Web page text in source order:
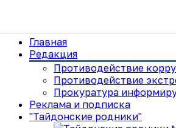
Главная
Редакция
Противодействие
Противодействие
Прокуратура
Реклама и подписка
"Тайдонские родники"